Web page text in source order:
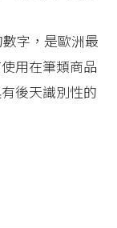
字，是歐洲最
用在筆類商品
後天識別性的